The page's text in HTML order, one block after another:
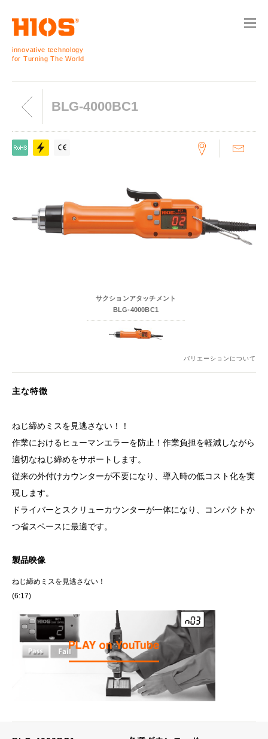
innovative technology
for Turning The World
BLG-4000BC1
バリエーションについて
サクションアタッチメント
BLG-4000BC1
主な特徴
ねじ締めミスを見逃さない！！
作業におけるヒューマンエラーを防止！作業負担を軽減しながら
適切なねじ締めをサポートします。
従来の外付けカウンターが不要になり、導入時の低コスト化を実
現します。
ドライバーとスクリューカウンターが一体になり、コンパクトか
つ省スペースに最適です。
製品映像
ねじ締めミスを見逃さない！
(6:17)